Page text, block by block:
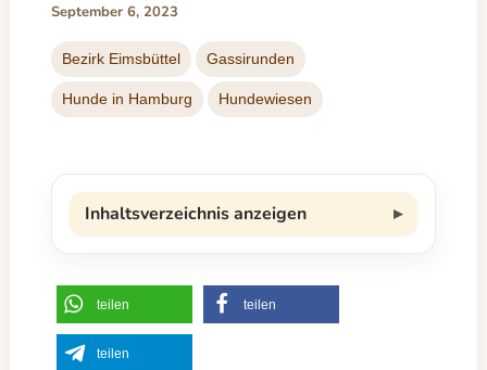
September 6, 2023
Bezirk Eimsbüttel Gassirunden
Hunde in Hamburg Hundewiesen
Inhaltsverzeichnis anzeigen
teilen teilen
teilen